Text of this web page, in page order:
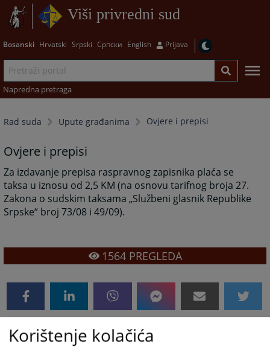
Viši privredni sud
Bosanski Hrvatski Srpski Српски English Prijava
Napredna pretraga
Rad suda Upute građanima Ovjere i prepisi
Ovjere i prepisi
Za izdavanje prepisa raspravnog zapisnika plaća se
taksa u iznosu od 2,5 KM (na osnovu tarifnog broja 27.
Zakona o sudskim taksama „Službeni glasnik Republike
Srpske“ broj 73/08 i 49/09).
1564PREGLEDA
Korištenje kolačića